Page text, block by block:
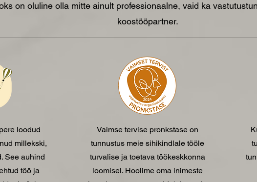
on oluline olla mitte ainult professionaalne, vaid ka
koostööpartner.
loodud
millekski,
See auhind
töö ja
Vaimse tervise pronkstase on
tunnustus meie sihikindlale tööle
turvalise ja toetava töökeskkonna
loomisel. Hoolime oma inimeste